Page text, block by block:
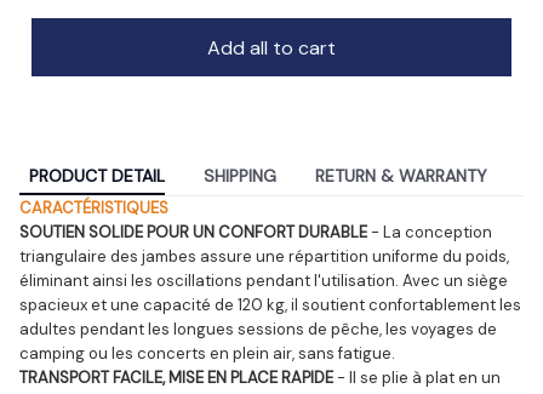
Add all to cart
PRODUCT DETAIL SHIPPING RETURN & WARRANTY
CARACTÉRISTIQUES
SOUTIEN SOLIDE POUR UN CONFORT DURABLE - La conception
triangulaire des jambes assure une répartition uniforme du poids,
éliminant ainsi les oscillations pendant l'utilisation. Avec un siège
spacieux et une capacité de 120 kg, il soutient confortablement les
adultes pendant les longues sessions de pêche, les voyages de
camping ou les concerts en plein air, sans fatigue.
TRANSPORT FACILE, MISE EN PLACE RAPIDE - Il se plie à plat en un